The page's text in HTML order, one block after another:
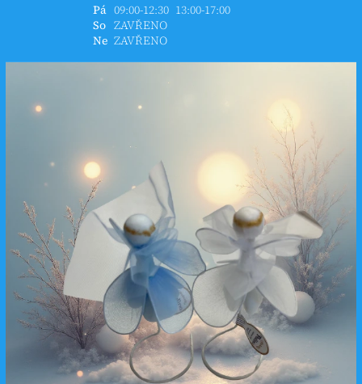
Pá 09:00-12:30 13:00-17:00
So ZAVŘENO
Ne ZAVŘENO